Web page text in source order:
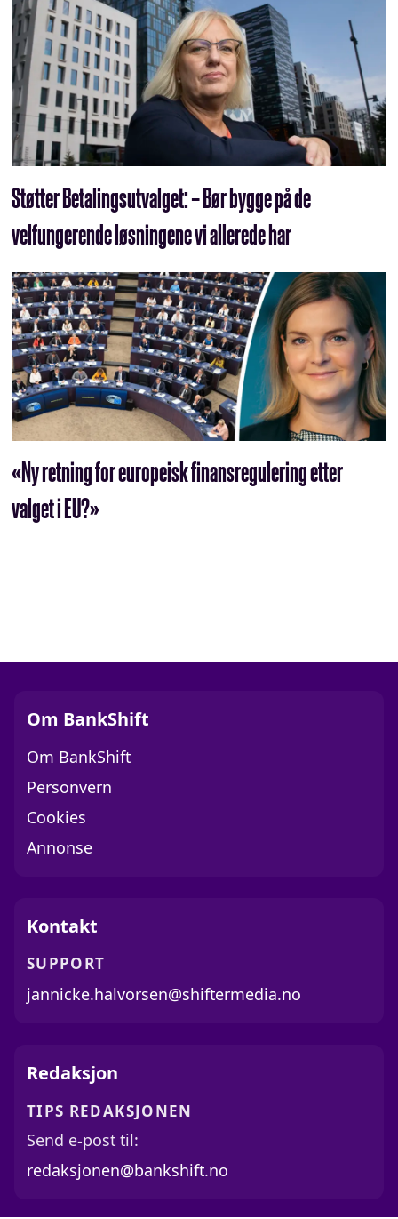
Støtter Betalingsutvalget: – Bør bygge på de
velfungerende løsningene vi allerede har
«Ny retning for europeisk finansregulering etter
valget i EU?»
Om BankShift
Om BankShift
Personvern
Cookies
Annonse
Kontakt
SUPPORT
jannicke.halvorsen@shiftermedia.no
Redaksjon
TIPS REDAKSJONEN
Send e-post til:
redaksjonen@bankshift.no